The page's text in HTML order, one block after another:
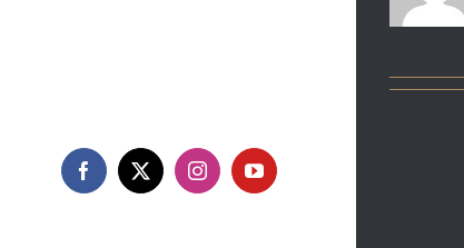
Facebook
X InstagramYouTube